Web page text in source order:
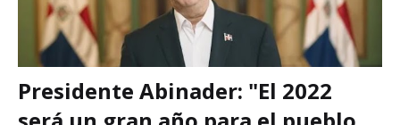
Presidente Abinader: "El 2022